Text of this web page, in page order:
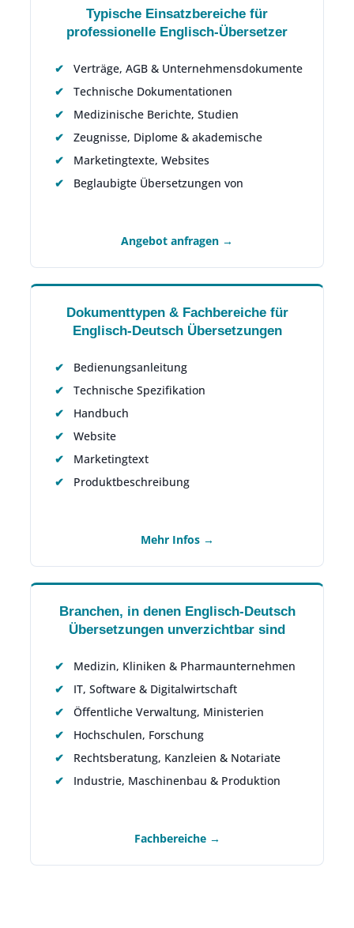
Typische Einsatzbereiche für
professionelle Englisch-Übersetzer
Verträge, AGB & Unternehmensdokumente
Technische Dokumentationen
Medizinische Berichte, Studien
Zeugnisse, Diplome & akademische
Marketingtexte, Websites
Beglaubigte Übersetzungen von
Angebot anfragen →
Dokumenttypen & Fachbereiche für
Englisch-Deutsch Übersetzungen
Bedienungsanleitung
Technische Spezifikation
Handbuch
Website
Marketingtext
Produktbeschreibung
Mehr Infos →
Branchen, in denen Englisch-Deutsch
Übersetzungen unverzichtbar sind
Medizin, Kliniken & Pharmaunternehmen
IT, Software & Digitalwirtschaft
Öffentliche Verwaltung, Ministerien
Hochschulen, Forschung
Rechtsberatung, Kanzleien & Notariate
Industrie, Maschinenbau & Produktion
Fachbereiche →